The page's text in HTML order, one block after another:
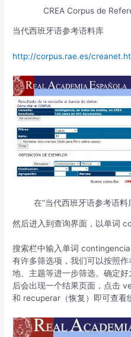
CREA Corpus de
当代西班牙语参考语料库
http://corpus.rae.es/
在“当代西班牙语参考语
然后进入到查询界面，以单词
搜索栏中输入单词
有许多筛选项，我们可以按照
地、主题等进一步筛选。确定
后会出现一个结果页面，点击
和 recuperar（恢复）即可查看